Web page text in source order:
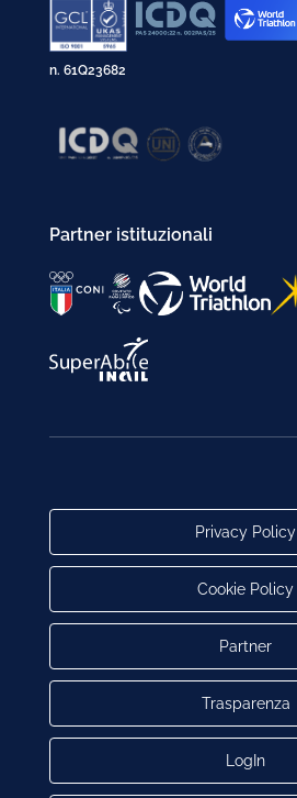
n. 61Q23682
Partner istituzionali
Privacy Policy
Cookie Policy
Partner
Trasparenza
LogIn